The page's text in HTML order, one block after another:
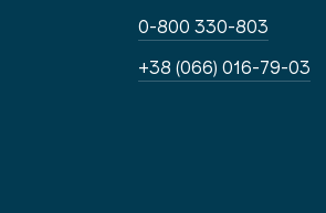
0-800 330-803
+38 (066) 016-79-03